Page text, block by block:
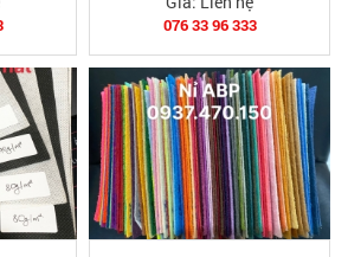
076 33 96 333